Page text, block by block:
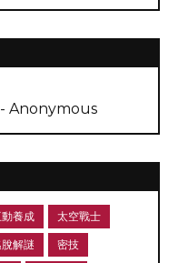
- Anonymous
養成 太空戰士
解謎 密技